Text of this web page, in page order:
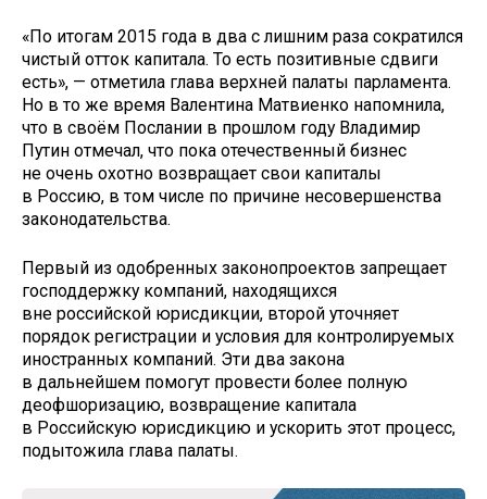
«По итогам 2015 года в два с лишним раза сократился
чистый отток капитала. То есть позитивные сдвиги
есть», — отметила глава верхней палаты парламента.
Но в то же время Валентина Матвиенко напомнила,
что в своём Послании в прошлом году Владимир
Путин отмечал, что пока отечественный бизнес
не очень охотно возвращает свои капиталы
в Россию, в том числе по причине несовершенства
законодательства.
Первый из одобренных законопроектов запрещает
господдержку компаний, находящихся
вне российской юрисдикции, второй уточняет
порядок регистрации и условия для контролируемых
иностранных компаний. Эти два закона
в дальнейшем помогут провести более полную
деофшоризацию, возвращение капитала
в Российскую юрисдикцию и ускорить этот процесс,
подытожила глава палаты.